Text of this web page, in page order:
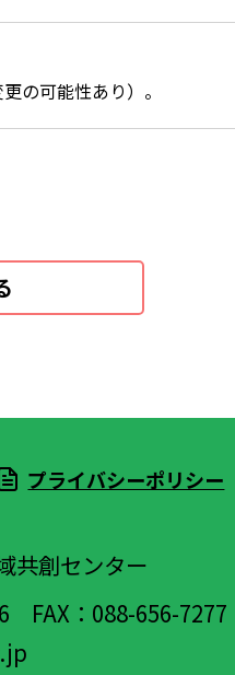
の可能性あり）。
プライバシーポリシー
共創センター
FAX：088-656-7277